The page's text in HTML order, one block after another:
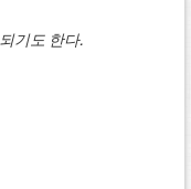
기도 한다.